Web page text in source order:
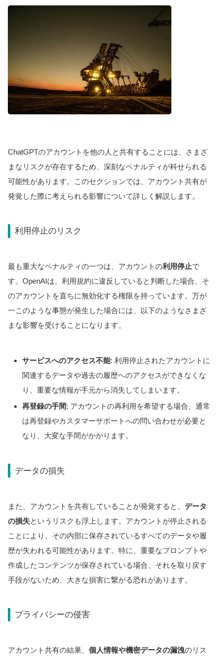
ChatGPTのアカウントを他の人と共有することには、さまざ
まなリスクが存在するため、深刻なペナルティが科せられる
可能性があります。このセクションでは、アカウント共有が
発覚した際に考えられる影響について詳しく解説します。
利用停止のリスク
最も重大なペナルティの一つは、アカウントの利用停止で
す。OpenAIは、利用規約に違反していると判断した場合、そ
のアカウントを直ちに無効化する権限を持っています。万が
一このような事態が発生した場合には、以下のようなさまざ
まな影響を受けることになります。
サービスへのアクセス不能: 利用停止されたアカウントに
関連するデータや過去の履歴へのアクセスができなくな
り、重要な情報が手元から消失してしまいます。
再登録の手間: アカウントの再利用を希望する場合、通常
は再登録やカスタマーサポートへの問い合わせが必要と
なり、大変な手間がかかります。
データの損失
また、アカウントを共有していることが発覚すると、 データ
の損失というリスクも浮上します。アカウントが停止される
ことにより、その内部に保存されているすべてのデータや履
歴が失われる可能性があります。特に、重要なプロンプトや
作成したコンテンツが保存されている場合、それを取り戻す
手段がないため、大きな損害に繋がる恐れがあります。
プライバシーの侵害
アカウント共有の結果、 個人情報や機密データの漏洩のリス